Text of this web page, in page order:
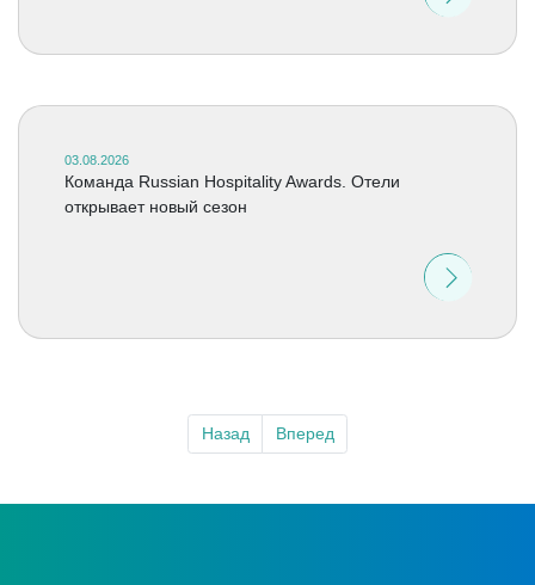
03.08.2026
Команда Russian Hospitality Awards. Отели
открывает новый сезон
Назад Вперед